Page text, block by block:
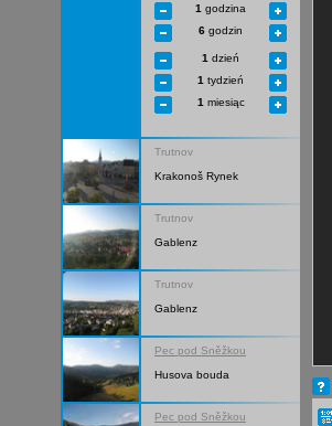
1 godzina
6 godzin
1 dzień
1 tydzień
1 miesiąc
Trutnov
Krakonoš Rynek
Trutnov
Gablenz
Trutnov
Gablenz
Pec pod Sněžkou
Husova bouda
Pec pod Sněžkou